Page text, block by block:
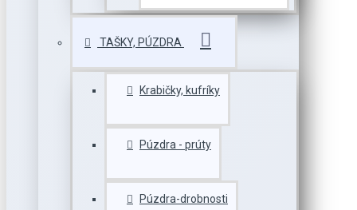
TAŠKY, PÚZDRA
Krabičky, kufríky
Púzdra - prúty
Púzdra-drobnosti